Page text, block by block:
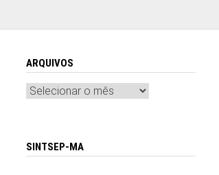
ARQUIVOS
Arquivos
SINTSEP-MA